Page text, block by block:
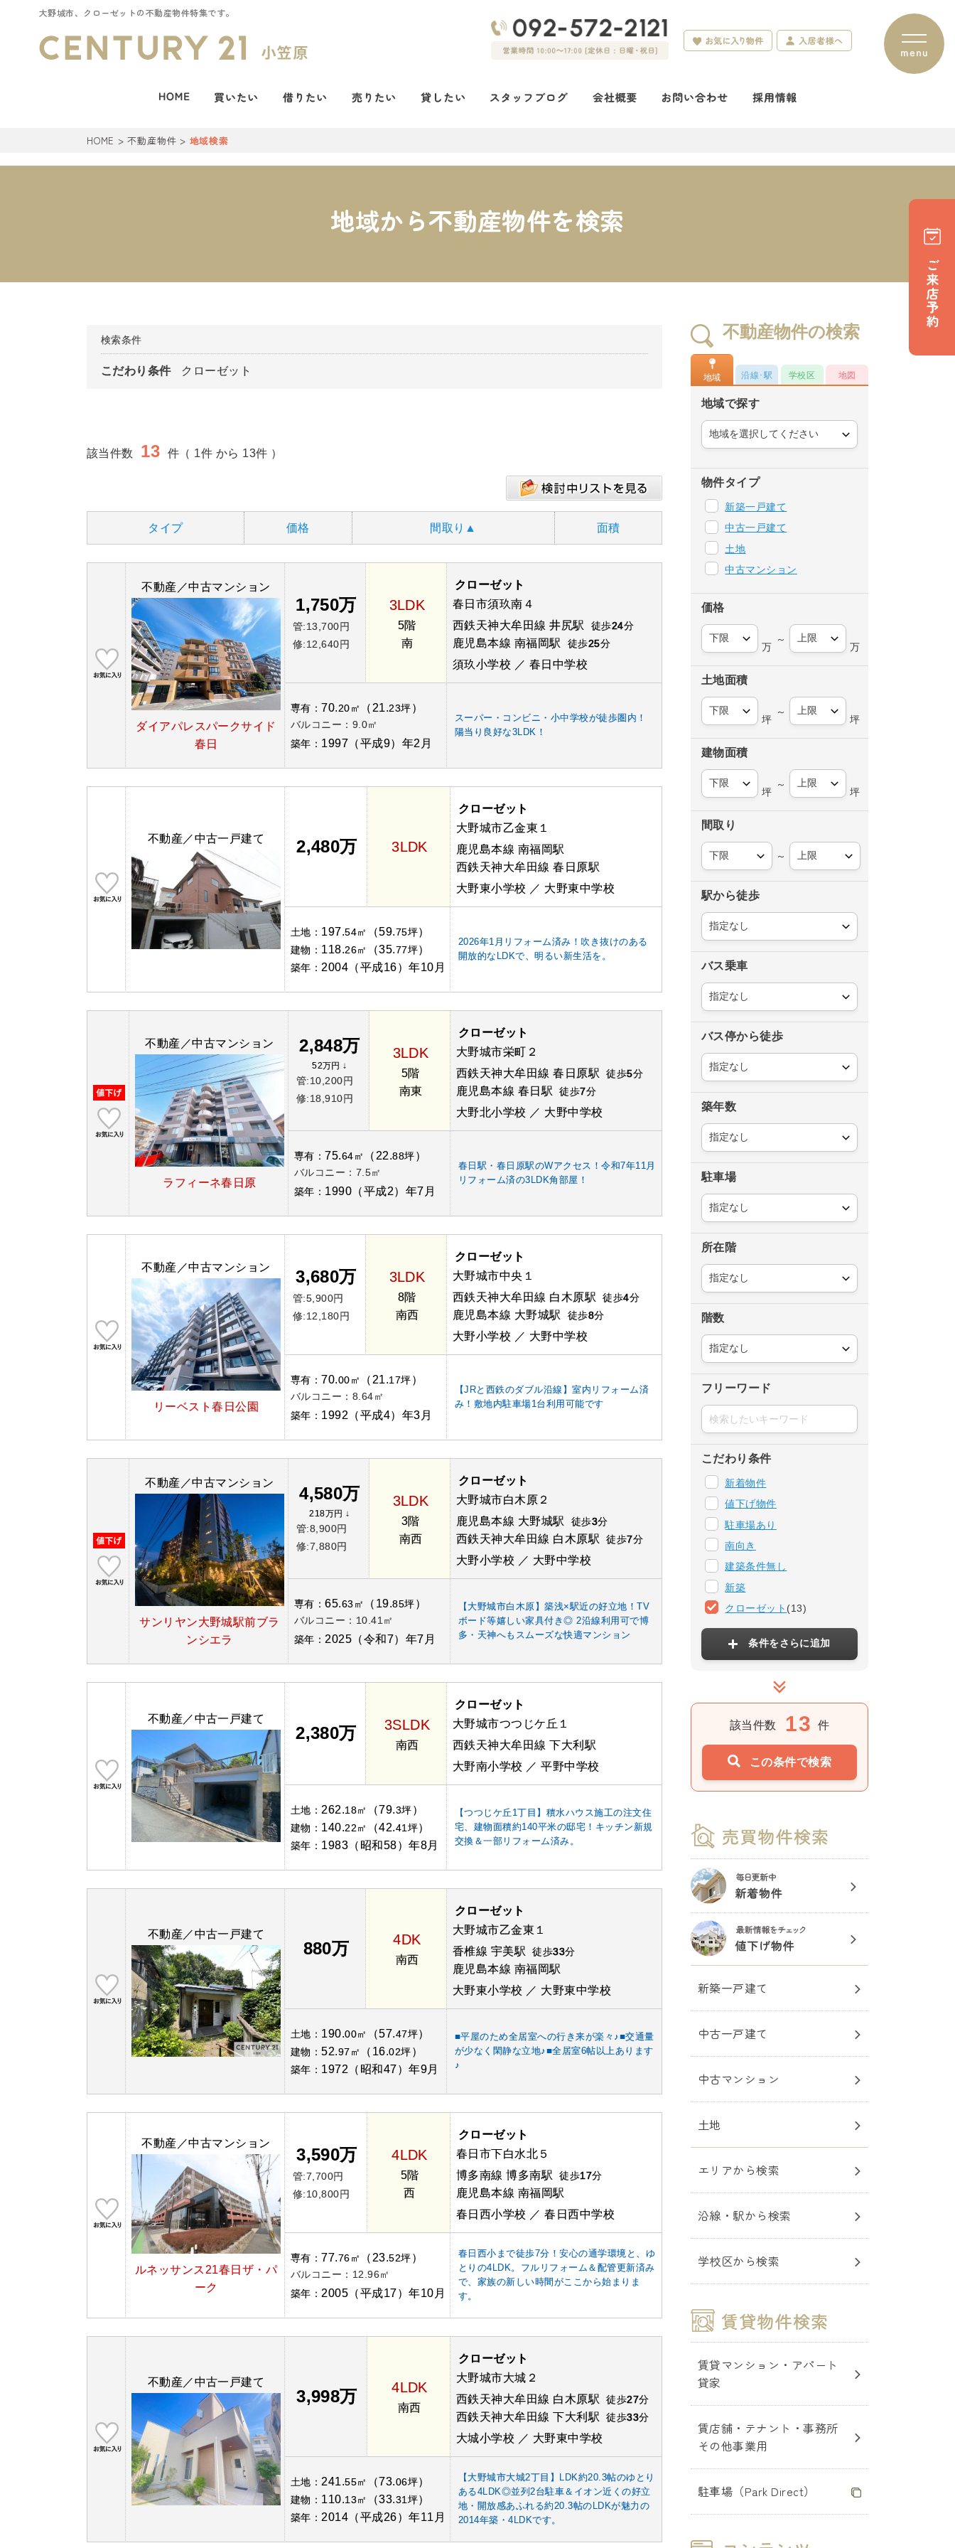
大野城市、クローゼットの不動産物件特集です。
HOME >不動産物件 > 地域検索
地域から不動産物件を検索
検索条件
こだわり条件 クローゼット
該当件数 13 件（ 1件 から 13件 ）
タイプ 価格 間取り ▲ 面積
不動産／中古マンション
ダイアパレスパークサイド
春日
1,750万
管:13,700円
修:12,640円
3LDK
5階
南
クローゼット
春日市須玖南４
西鉄天神大牟田線 井尻駅
徒歩24分
鹿児島本線 南福岡駅 徒歩25分
須玖小学校 ／ 春日中学校
専有： 70.20㎡ （21.23坪）
バルコニー：9.0㎡
築年： 1997（平成9）年2月
スーパー・コンビニ・小中学校が徒歩圏内！
陽当り良好な3LDK！
不動産／中古一戸建て 2,480万 3LDK
クローゼット
大野城市乙金東１
鹿児島本線 南福岡駅
西鉄天神大牟田線 春日原駅
大野東小学校 ／ 大野東中学校
土地： 197.54㎡ （59.75坪）
建物： 118.26㎡ （35.77坪）
築年： 2004（平成16）年10月
2026年1月リフォーム済み！吹き抜けのある
開放的なLDKで、明るい新生活を。
不動産／中古マンション
ラフィーネ春日原
2,848万
52万円 ↓
管:10,200円
修:18,910円
3LDK
5階
南東
クローゼット
大野城市栄町２
西鉄天神大牟田線 春日原駅 徒歩5分
鹿児島本線 春日駅 徒歩7分
大野北小学校 ／ 大野中学校
専有： 75.64㎡ （22.88坪）
バルコニー：7.5㎡
築年： 1990（平成2）年7月
春日駅・春日原駅のWアクセス！令和7年11月
リフォーム済の3LDK角部屋！
不動産／中古マンション
リーベスト春日公園
3,680万
管:5,900円
修:12,180円
3LDK
8階
南西
クローゼット
大野城市中央１
西鉄天神大牟田線 白木原駅 徒歩4分
鹿児島本線 大野城駅 徒歩8分
大野小学校 ／ 大野中学校
専有：70.00㎡ （21.17坪）
バルコニー：8.64㎡
築年： 1992（平成4）年3月
【JRと西鉄のダブル沿線】室内リフォーム済
み！敷地内駐車場1台利用可能です
不動産／中古マンション
サンリヤン大野城駅前ブラ
ンシエラ
4,580万
218万円 ↓
管:8,900円
修:7,880円
3LDK
3階
南西
クローゼット
大野城市白木原２
鹿児島本線 大野城駅
徒歩3分
西鉄天神大牟田線 白木原駅 徒歩7分
大野小学校 ／ 大野中学校
専有：65.63㎡ （19.85坪）
バルコニー：10.41㎡
築年： 2025（令和7）年7月
【大野城市白木原】築浅×駅近の好立地！TV
ボード等嬉しい家具付き◎ 2沿線利用可で博
多・天神へもスムーズな快適マンション
不動産／中古一戸建て
2,380万 3SLDK
南西
クローゼット
大野城市つつじケ丘１
西鉄天神大牟田線 下大利駅
大野南小学校 ／ 平野中学校
土地： 262.18㎡ （79.3坪）
建物： 140.22㎡ （42.41坪）
築年： 1983（昭和58）年8月
【つつじケ丘1丁目】積水ハウス施工の注文住
宅、建物面積約140平米の邸宅！キッチン新規
交換＆一部リフォーム済み。
不動産／中古一戸建て
880万 4DK
南西
クローゼット
大野城市乙金東１
香椎線 宇美駅 徒歩33分
鹿児島本線 南福岡駅
大野東小学校 ／ 大野東中学校
土地： 190.00㎡ （57.47坪）
建物：52.97㎡ （16.02坪）
築年： 1972（昭和47）年9月
■平屋のため全居室への行き来が楽々♪■交通量
が少なく閑静な立地♪■全居室6帖以上あります
♪
不動産／中古マンション
ルネッサンス21春日ザ・パ
ーク
3,590万
管:7,700円
修:10,800円
4LDK
5階
西
クローゼット
春日市下白水北５
博多南線 博多南駅 徒歩17分
鹿児島本線 南福岡駅
春日西小学校 ／ 春日西中学校
専有：77.76㎡ （23.52坪）
バルコニー：12.96㎡
築年： 2005（平成17）年10月
春日西小まで徒歩7分！安心の通学環境と、ゆ
とりの4LDK。フルリフォーム＆配管更新済み
で、家族の新しい時間がここから始まりま
す。
不動産／中古一戸建て
3,998万 4LDK
南西
クローゼット
大野城市大城２
西鉄天神大牟田線 白木原駅 徒歩27分
西鉄天神大牟田線 下大利駅 徒歩33分
大城小学校 ／ 大野東中学校
土地： 241.55㎡ （73.06坪）
建物： 110.13㎡ （33.31坪）
築年： 2014（平成26）年11月
【大野城市大城2丁目】LDK約20.3帖のゆとり
ある4LDK◎並列2台駐車＆イオン近くの好立
地・開放感あふれる約20.3帖のLDKが魅力の
2014年築・4LDKです。
不動産物件の検索
地域 沿線･駅 学校区 地図
地域で探す
物件タイプ
新築一戸建て
中古一戸建て
土地
中古マンション
価格
万
～
万
土地面積
坪
～
坪
建物面積
坪
～
坪
間取り
～
駅から徒歩
バス乗車
バス停から徒歩
築年数
駐車場
所在階
階数
フリーワード
こだわり条件
新着物件
値下げ物件
駐車場あり
南向き
建築条件無し
新築
クローゼット (13)
条件をさらに追加
該当件数 13 件
この条件で検索
新築一戸建て
中古一戸建て
中古マンション
土地
エリアから検索
沿線・駅から検索
学校区から検索
賃貸マンション・アパート
貸家
賃店舗・テナント・事務所
その他事業用
駐車場（Park Direct）